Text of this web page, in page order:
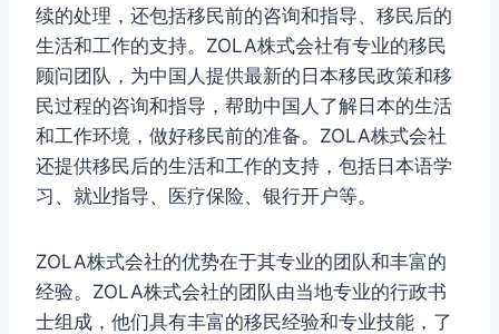
续的处理，还包括移民前的咨询和指导、移民后的
生活和工作的支持。ZOLA株式会社有专业的移民
顾问团队，为中国人提供最新的日本移民政策和移
民过程的咨询和指导，帮助中国人了解日本的生活
和工作环境，做好移民前的准备。ZOLA株式会社
还提供移民后的生活和工作的支持，包括日本语学
习、就业指导、医疗保险、银行开户等。
ZOLA株式会社的优势在于其专业的团队和丰富的
经验。ZOLA株式会社的团队由当地专业的行政书
士组成，他们具有丰富的移民经验和专业技能，了